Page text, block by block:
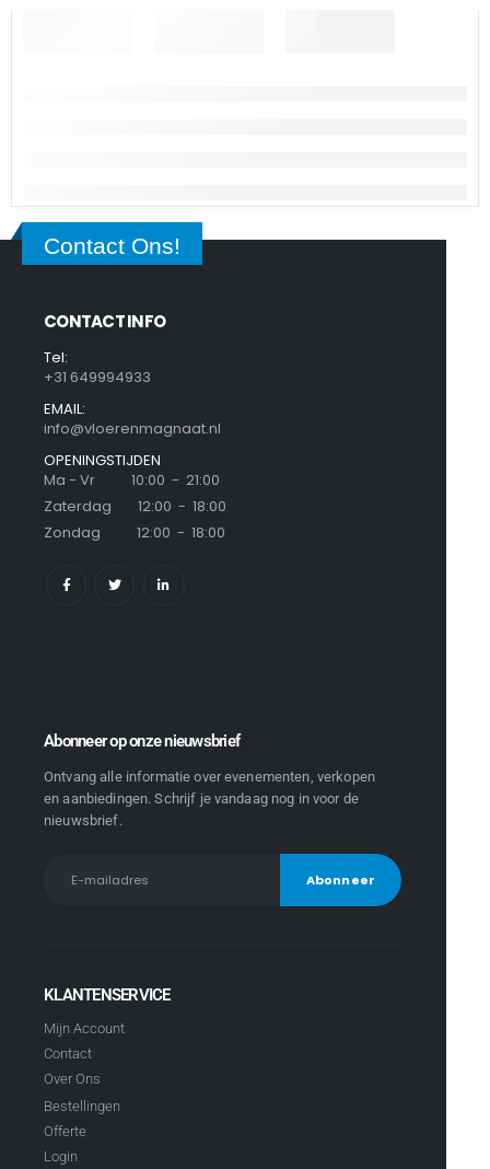
Contact Ons!
CONTACT INFO
Tel:
+31 649994933
EMAIL:
info@vloerenmagnaat.nl
OPENINGSTIJDEN
Ma - Vr 10:00 - 21:00
Zaterdag 12:00 - 18:00
Zondag 12:00 - 18:00
Abonneer op onze nieuwsbrief
Ontvang alle informatie over evenementen, verkopen
en aanbiedingen. Schrijf je vandaag nog in voor de
nieuwsbrief.
KLANTENSERVICE
Mijn Account
Contact
Over Ons
Bestellingen
Offerte
Login